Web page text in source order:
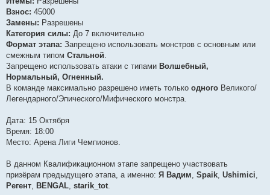
Взнос: 45000
Замены: Разрешены
Категория силы: До 7 включительно
Формат этапа: Запрещено использовать монстров с основным или
смежным типом Стальной.
Запрещено использовать атаки с типами Волшебный,
Нормальный, Огненный.
В команде максимально разрешено иметь только одного Великого/
Легендарного/Эпического/Мифического монстра.
Дата: 15 Октября
Время: 18:00
Место: Арена Лиги Чемпионов.
В данном Квалификационном этапе запрещено участвовать
призёрам предыдущего этапа, а именно: Я Вадим, Spaik, Ushimici,
Регент, BENGAL, starik_tot.